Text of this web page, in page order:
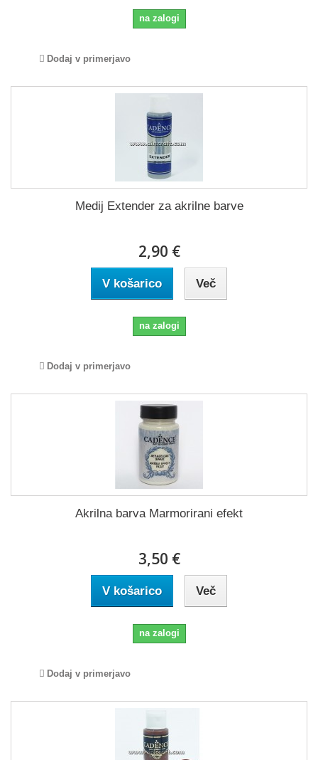
na zalogi
Dodaj v primerjavo
Medij Extender za akrilne barve
2,90 €
V košarico Več
na zalogi
Dodaj v primerjavo
Akrilna barva Marmorirani efekt
3,50 €
V košarico Več
na zalogi
Dodaj v primerjavo